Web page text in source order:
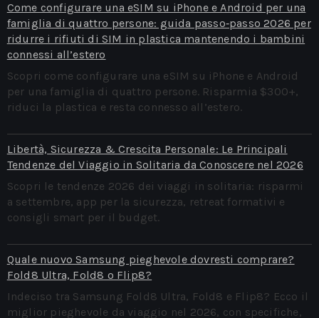
Come configurare una eSIM su iPhone e Android per una
famiglia di quattro persone: guida passo‑passo 2026 per
ridurre i rifiuti di SIM in plastica mantenendo i bambini
connessi all’estero
Scopri come configurare una eSIM su iPhone e Android
per una famiglia di quattro persone. Risparmia $300+,
riduci la plastica e resta connesso all’estero.
Libertà, Sicurezza & Crescita Personale: Le Principali
Tendenze del Viaggio in Solitaria da Conoscere nel 2026
Scopri le tendenze 2026 dei viaggi in solitaria: risparmi
a settembre, app per la sicurezza, retreat formativi e
consigli smart per il budget.
Quale nuovo Samsung pieghevole dovresti comprare?
Fold8 Ultra, Fold8 o Flip8?
Indeciso tra Samsung Fold8 Ultra, Fold8 e Flip8? Ecco il
miglior pieghevole da viaggio nel 2026, con specifiche,